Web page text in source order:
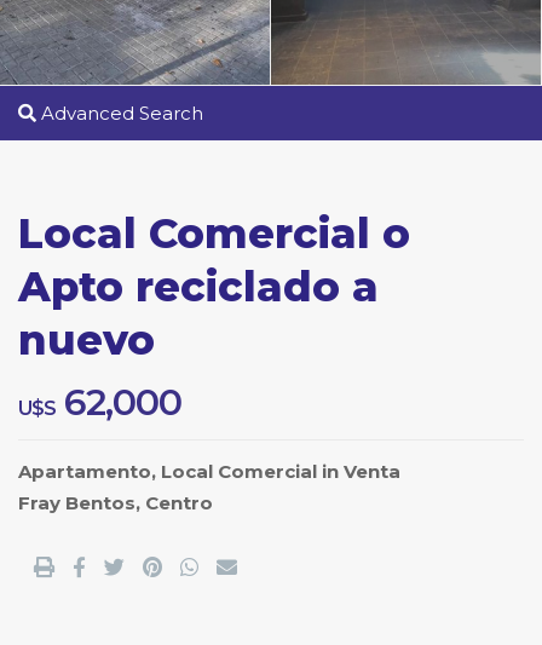
Advanced Search
Local Comercial o
Apto reciclado a
nuevo
U$S 62,000
Apartamento, Local Comercial in Venta
Fray Bentos, Centro